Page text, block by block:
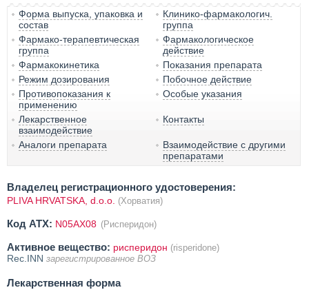
Форма выпуска, упаковка и
состав
Клинико-фармакологич.
группа
Фармако-терапевтическая
группа
Фармакологическое
действие
Фармакокинетика
Показания препарата
Режим дозирования
Побочное действие
Противопоказания к
применению
Особые указания
Лекарственное
взаимодействие
Контакты
Аналоги препарата
Взаимодействие с другими
препаратами
Владелец регистрационного удостоверения:
PLIVA HRVATSKA, d.o.o. (Хорватия)
Код ATX: N05AX08 (Рисперидон)
Активное вещество: рисперидон (risperidone)
Rec.INN зарегистрированное ВОЗ
Лекарственная форма